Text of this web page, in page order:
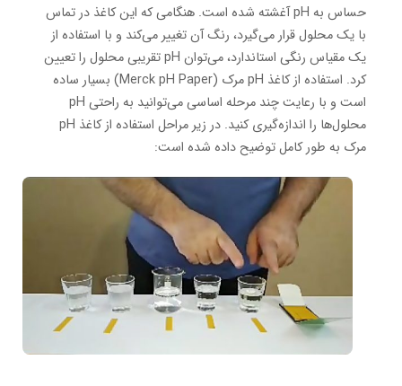
حساس به pH آغشته شده است. هنگامی که این کاغذ در تماس
با یک محلول قرار می‌گیرد، رنگ آن تغییر می‌کند و با استفاده از
یک مقیاس رنگی استاندارد، می‌توان pH تقریبی محلول را تعیین
کرد. استفاده از کاغذ pH مرک (Merck pH Paper) بسیار ساده
است و با رعایت چند مرحله اساسی می‌توانید به راحتی pH
محلول‌ها را اندازه‌گیری کنید. در زیر مراحل استفاده از کاغذ pH
مرک به طور کامل توضیح داده شده است: